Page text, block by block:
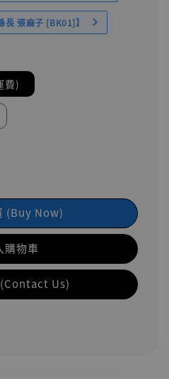
長 張麻子 [BK01]】
費)
(Buy Now)
購物車
Us)